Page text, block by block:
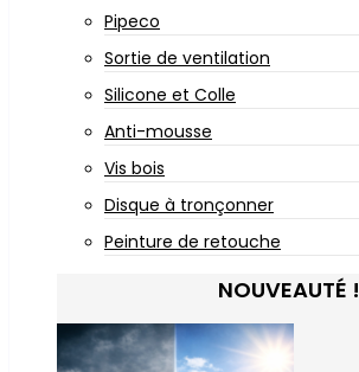
Pipeco
Sortie de ventilation
Silicone et Colle
Anti-mousse
Vis bois
Disque à tronçonner
Peinture de retouche
NOUVEAUTÉ !